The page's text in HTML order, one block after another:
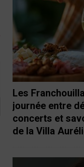
Les
journée entre
concerts et
de la Villa